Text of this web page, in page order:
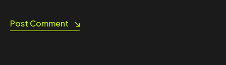
Post Comment